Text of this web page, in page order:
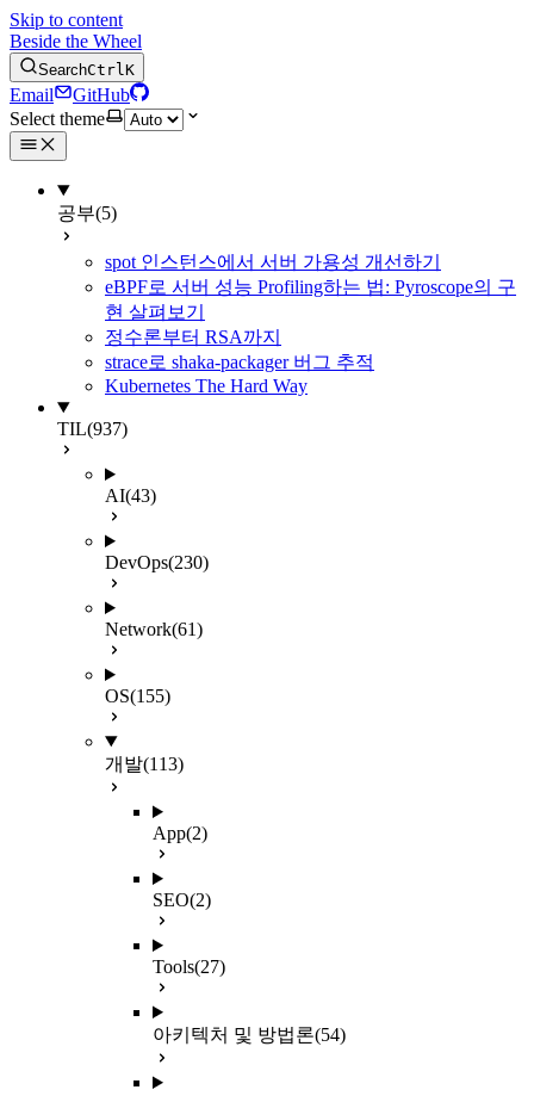
Skip to content
Beside the Wheel
SearchCtrlK
Email
GitHub
Select theme
공부(5)
spot 인스턴스에서 서버 가용성 개선하기
eBPF로 서버 성능 Profiling하는 법: Pyroscope의 구
현 살펴보기
정수론부터 RSA까지
strace로 shaka-packager 버그 추적
Kubernetes The Hard Way
TIL(937)
AI(43)
DevOps(230)
Network(61)
OS(155)
개발(113)
App(2)
SEO(2)
Tools(27)
아키텍처 및 방법론(54)